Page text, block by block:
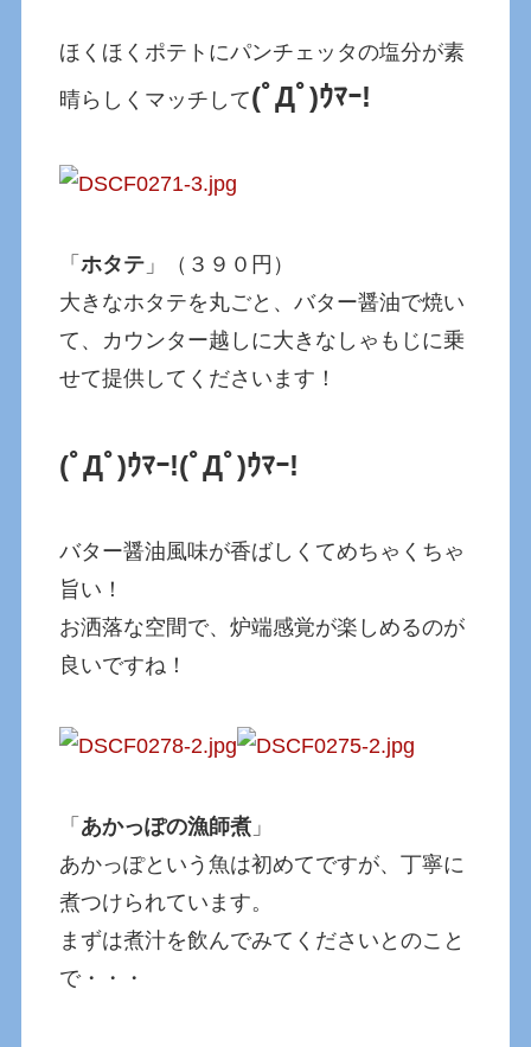
ほくほくポテトにパンチェッタの塩分が素
晴らしくマッチして(ﾟДﾟ)ｳﾏｰ!
「ホタテ 」（３９０円）
大きなホタテを丸ごと、バター醤油で焼い
て、カウンター越しに大きなしゃもじに乗
せて提供してくださいます！
(ﾟДﾟ)ｳﾏｰ!(ﾟДﾟ)ｳﾏｰ!
バター醤油風味が香ばしくてめちゃくちゃ
旨い！
お洒落な空間で、炉端感覚が楽しめるのが
良いですね！
「 あかっぽの漁師煮 」
あかっぽという魚は初めてですが、丁寧に
煮つけられています。
まずは煮汁を飲んでみてくださいとのこと
で・・・